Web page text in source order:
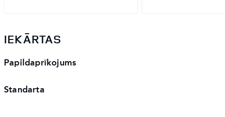
IEKĀRTAS
Papildaprīkojums
Standarta